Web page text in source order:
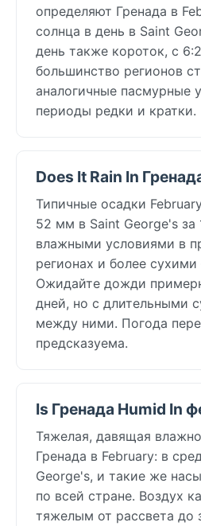
определяют Гренада в
солнца в день в Saint
день также короток, с
большинство регионов
аналогичные пасмурные
периоды редки и кратки.
Does It Rain In
Типичные осадки
52 мм в Saint George's за
влажными условиями в
регионах и более
Ожидайте дожди
дней, но с длительными
между ними. Погода
предсказуема.
Is Гренада Humid In
Тяжелая, давящая
Гренада в February: в
George's, и такие же
по всей стране. Воздух
тяжелым от рассвета до